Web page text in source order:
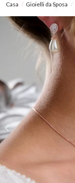
Casa Gioielli da Sposa